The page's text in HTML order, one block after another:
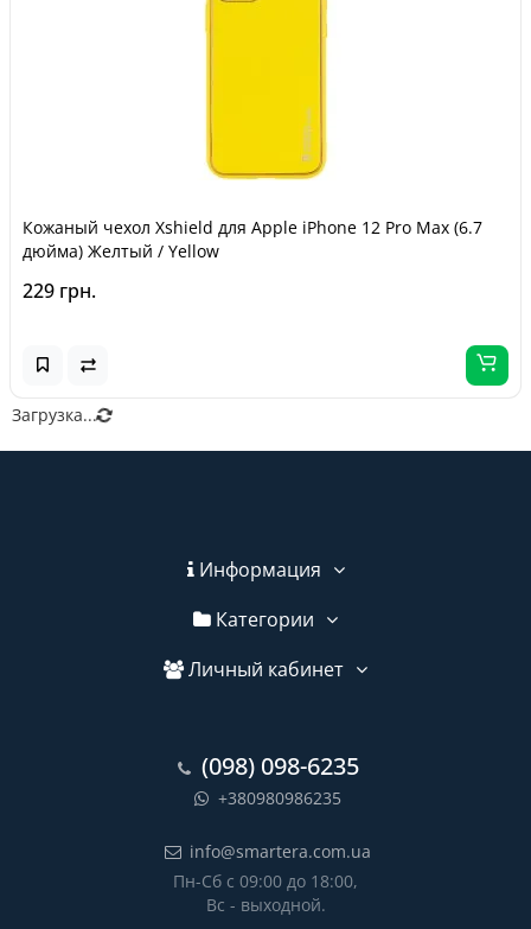
Кожаный чехол Xshield для Apple iPhone 12 Pro Max (6.7
дюйма) Желтый / Yellow
229 грн.
Загрузка...
Информация
Категории
Личный кабинет
(098) 098-6235
+380980986235
info@smartera.com.ua
Пн-Сб с 09:00 до 18:00,
Вс - выходной.